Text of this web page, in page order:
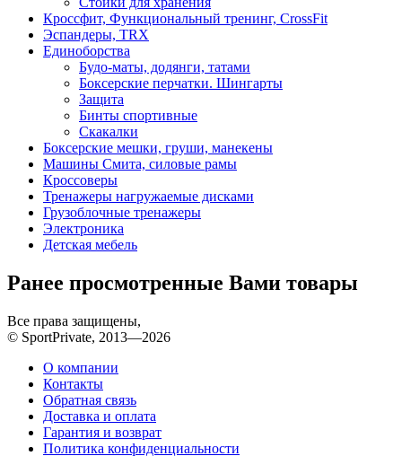
Кроссфит, Функциональный тренинг, CrossFit
Эспандеры, TRX
Единоборства
Будо-маты, додянги, татами
Боксерские перчатки. Шингарты
Защита
Бинты спортивные
Скакалки
Боксерские мешки, груши, манекены
Машины Смита, силовые рамы
Кроссоверы
Тренажеры нагружаемые дисками
Грузоблочные тренажеры
Электроника
Детская мебель
Ранее просмотренные Вами товары
Все права защищены,
© SportPrivate, 2013—2026
О компании
Контакты
Обратная связь
Доставка и оплата
Гарантия и возврат
Политика конфиденциальности